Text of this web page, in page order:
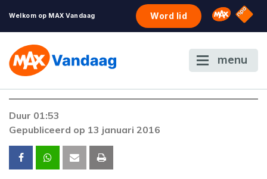
Welkom op MAX Vandaag Word lid Omroep
NPO
menu
Duur 01:53
Gepubliceerd op 13 januari 2016